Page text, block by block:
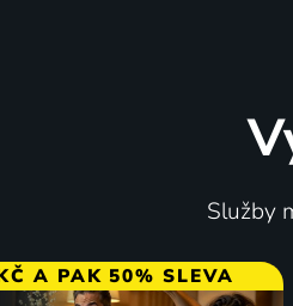
Služby
A PAK 50% SLEVA